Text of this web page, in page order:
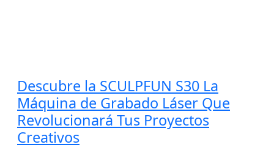
Descubre la SCULPFUN S30 La
Máquina de Grabado Láser Que
Revolucionará Tus Proyectos
Creativos